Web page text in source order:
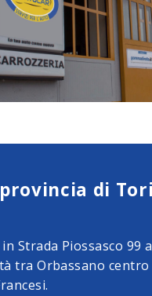
di
Strada Piossasco 99
tra Orbassano centro